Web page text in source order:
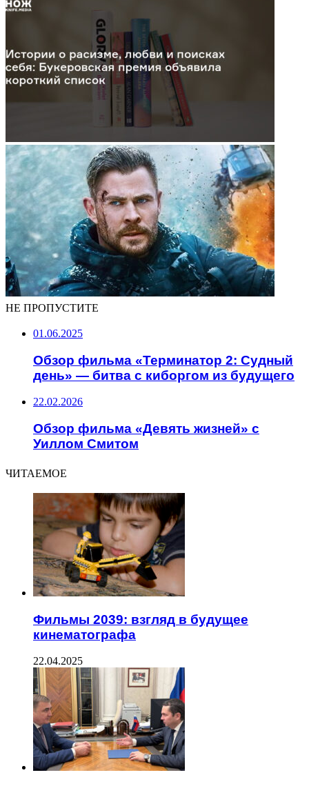
НЕ ПРОПУСТИТЕ
01.06.2025
Обзор фильма «Терминатор 2: Судный
день» — битва с киборгом из будущего
22.02.2026
Обзор фильма «Девять жизней» с
Уиллом Смитом
ЧИТАЕМОЕ
Фильмы 2039: взгляд в будущее
кинематографа
22.04.2025